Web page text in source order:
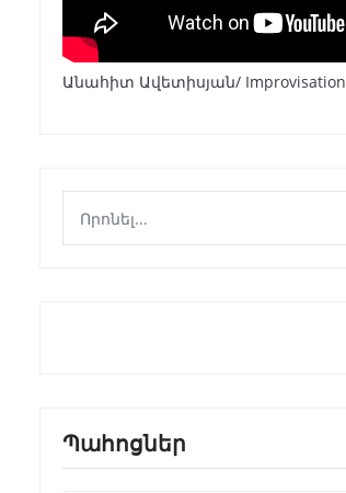
Անահիտ Ավետիսյան/ Improvisation
Պահոցներ